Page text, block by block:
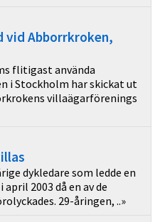
vid Abborrkroken,
flitigast använda
i Stockholm har skickat ut
villaägarförenings
dykledare som ledde en
2003 då en av de
29-åringen, ..»